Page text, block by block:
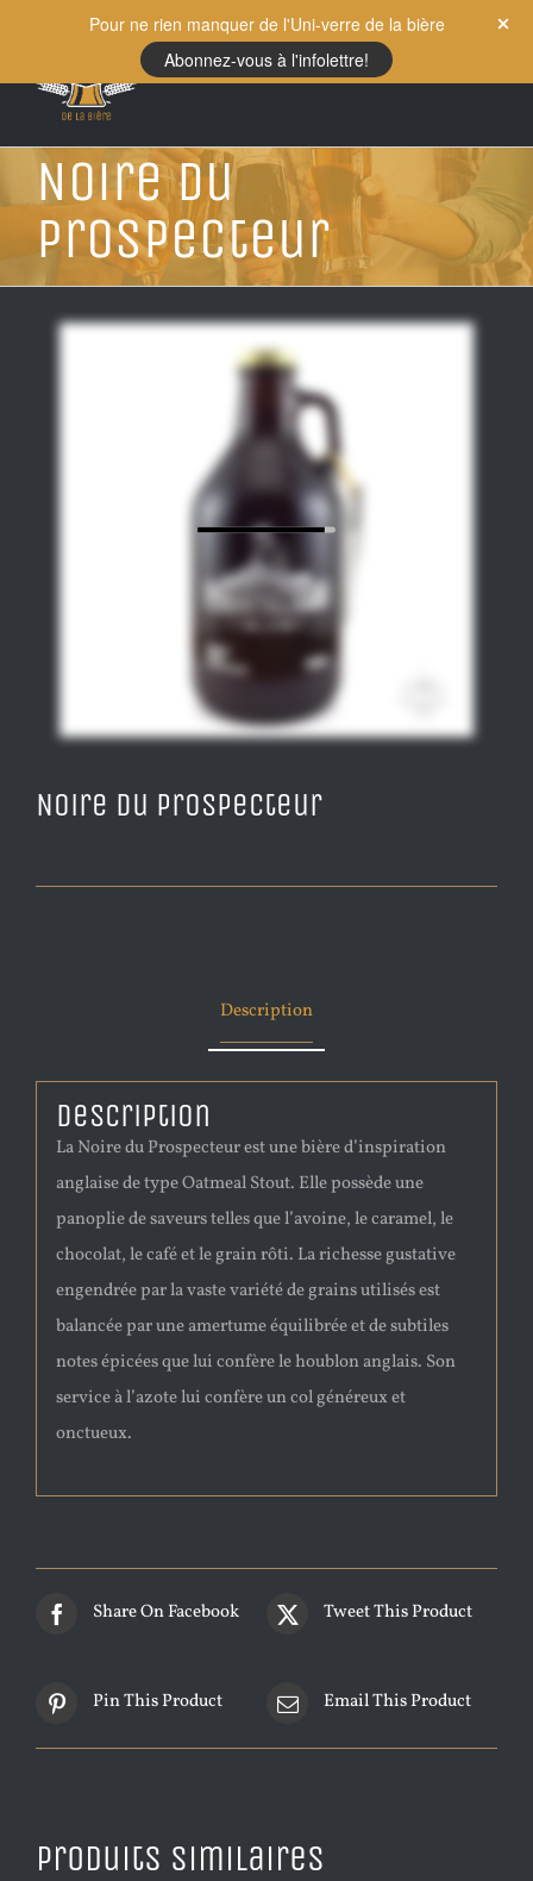
content
Noire du
Prospecteur
Noire du Prospecteur
Description
Description
La Noire du Prospecteur est une bière d’inspiration
anglaise de type Oatmeal Stout. Elle possède une
panoplie de saveurs telles que l’avoine, le caramel, le
chocolat, le café et le grain rôti. La richesse gustative
engendrée par la vaste variété de grains utilisés est
balancée par une amertume équilibrée et de subtiles
notes épicées que lui confère le houblon anglais. Son
service à l’azote lui confère un col généreux et
onctueux.
Share On Facebook Tweet This Product
Pin This Product Email This Product
Produits similaires
Pour ne rien manquer de l'Uni-verre de la bière
Abonnez-vous à l'infolettre!